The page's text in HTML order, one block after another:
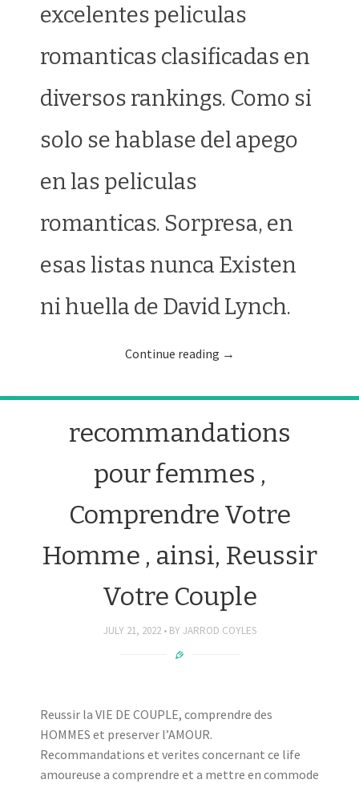
excelentes peliculas
romanticas clasificadas en
diversos rankings. Como si
solo se hablase del apego
en las peliculas
romanticas. Sorpresa, en
esas listas nunca Existen
ni huella de David Lynch.
Continue reading →
recommandations
pour femmes ,
Comprendre Votre
Homme , ainsi, Reussir
Votre Couple
JULY 21, 2022 BY JARROD COYLES
Reussir la VIE DE COUPLE, comprendre des
HOMMES et preserver l’AMOUR.
Recommandations et verites concernant ce life
amoureuse a comprendre et a mettre en commode